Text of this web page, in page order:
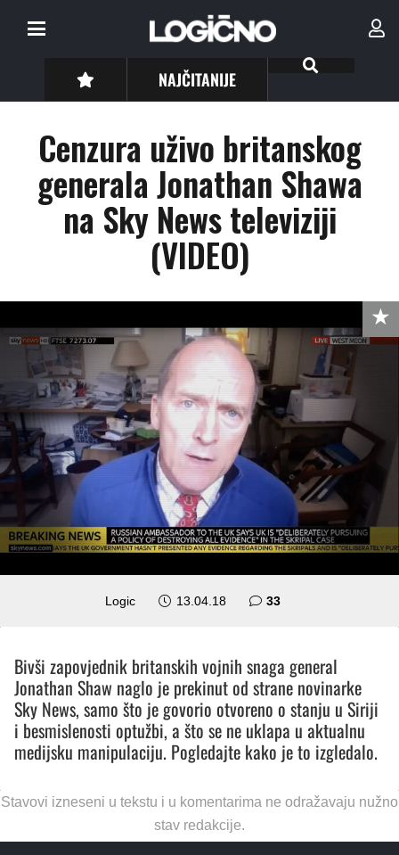
NAJČITANIJE
Cenzura uživo britanskog
generala Jonathan Shawa
na Sky News televiziji
(VIDEO)
Logic 13.04.18 33komentara
Bivši zapovjednik britanskih vojnih snaga general
Jonathan Shaw naglo je prekinut od strane novinarke
Sky News, samo što je govorio otvoreno o stanju u Siriji
i besmislenosti optužbi, a što se ne uklapa u aktualnu
medijsku manipulaciju. Pogledajte kako je to izgledalo.
Stavovi izneseni u tekstu i u komentarima ne odražavaju nužno
stav redakcije.